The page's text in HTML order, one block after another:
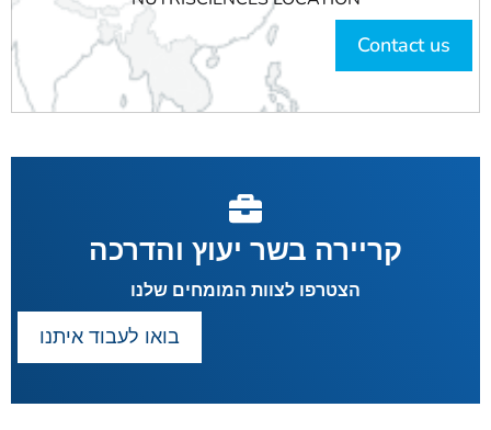
Contact us
קריירה בשר יעוץ והדרכה
הצטרפו לצוות המומחים שלנו
בואו לעבוד איתנו